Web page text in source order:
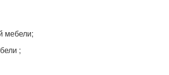
мебели;
;